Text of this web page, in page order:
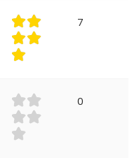
7
0